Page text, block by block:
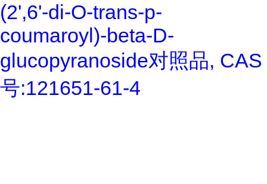
(2',6'-di-O-trans-p-
coumaroyl)-beta-D-
glucopyranoside对照品, CAS
号:121651-61-4